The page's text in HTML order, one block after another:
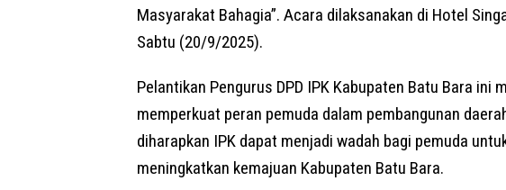
Masyarakat Bahagia”. Acara dilaksanakan di Hotel
Sabtu (20/9/2025).
Pelantikan Pengurus DPD IPK Kabupaten Batu Bara
memperkuat peran pemuda dalam pembangunan
diharapkan IPK dapat menjadi wadah bagi pemuda
meningkatkan kemajuan Kabupaten Batu Bara.